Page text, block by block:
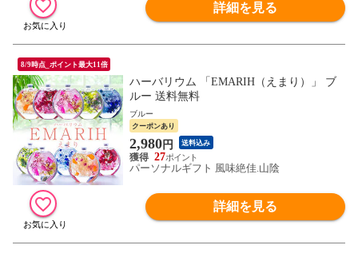
詳細を見る
8/9時点_ポイント最大11倍
ハーバリウム 「EMARIH（えまり）」 ブ
ルー 送料無料
ブルー
クーポンあり
2,980円 送料込み
27
パーソナルギフト 風味絶佳.山陰
詳細を見る